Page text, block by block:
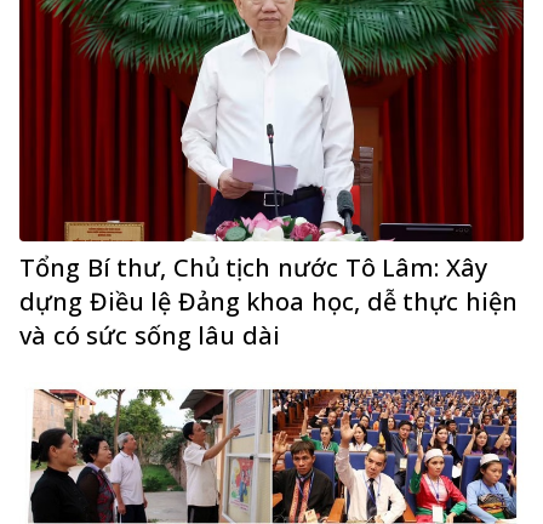
Tổng Bí thư, Chủ tịch nước Tô Lâm: Xây
dựng Điều lệ Đảng khoa học, dễ thực hiện
và có sức sống lâu dài